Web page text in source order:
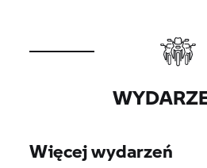
Więcej wydarzeń